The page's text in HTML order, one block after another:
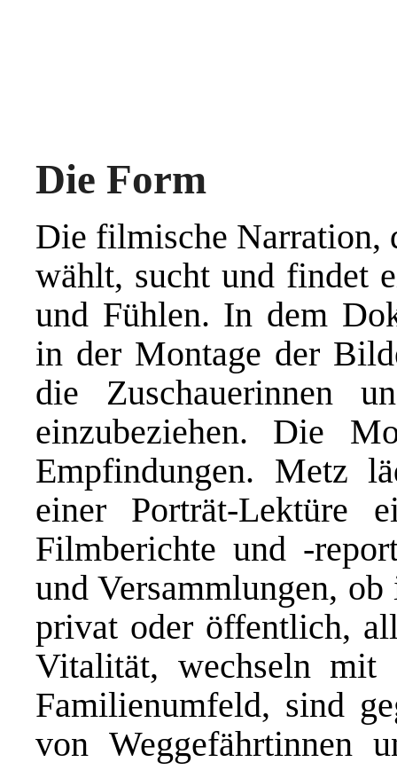
Die Form
Die filmische Narration,
wählt, sucht und findet
und Fühlen. In dem
in der Montage der
die Zuschauerinnen
einzubeziehen. Die
Empfindungen. Metz
einer Porträt-Lektüre
Filmberichte und -
und Versammlungen,
privat oder öffentlich,
Vitalität, wechseln mit
Familienumfeld, sind
von Weggefährtinnen